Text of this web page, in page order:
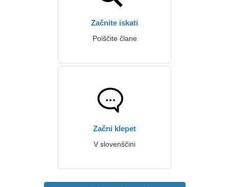
Začnite iskati
Poiščite člane
Začni klepet
V slovenščini